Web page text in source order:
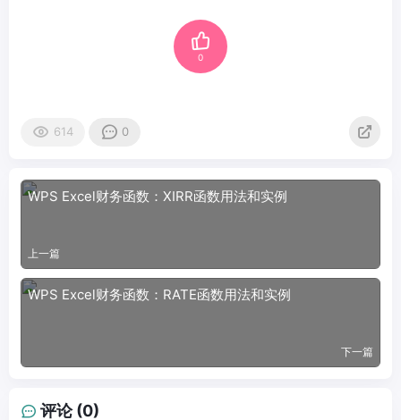
0
614 0
WPS Excel财务函数：XIRR函数用法和实例
上一篇
WPS Excel财务函数：RATE函数用法和实例
下一篇
评论 (0)